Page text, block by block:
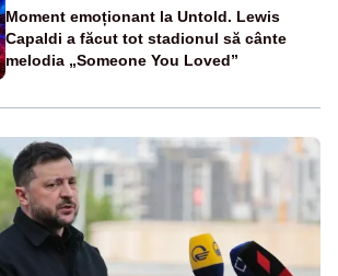
Moment emoționant la Untold. Lewis
Capaldi a făcut tot stadionul să cânte
melodia „Someone You Loved”